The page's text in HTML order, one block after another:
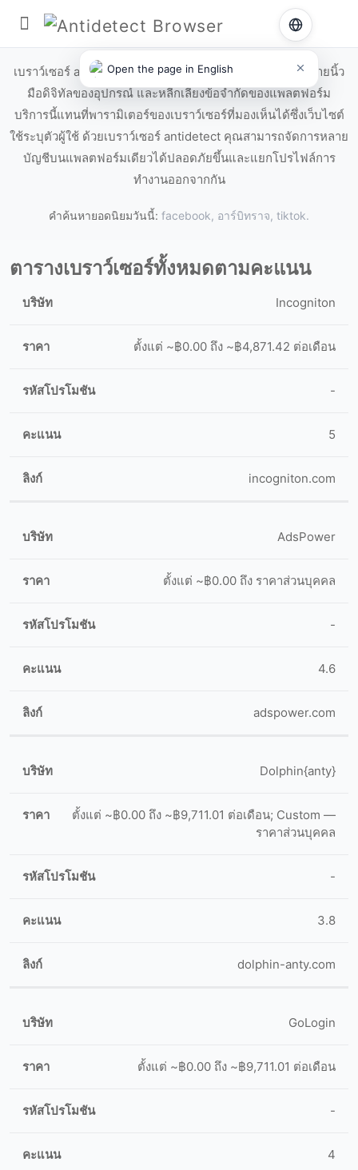
Open the page in English
เบราว์เซอร์ antidetect
เบราว์เซอร์ antidetect ช่วยซ่อนข้อมูลคอมพิวเตอร์ เปลี่ยนลายนิ้ว
มือดิจิทัลของอุปกรณ์ และหลีกเลี่ยงข้อจำกัดของแพลตฟอร์ม
บริการนี้แทนที่พารามิเตอร์ของเบราว์เซอร์ที่มองเห็นได้ซึ่งเว็บไซต์
ใช้ระบุตัวผู้ใช้ ด้วยเบราว์เซอร์ antidetect คุณสามารถจัดการหลาย
บัญชีบนแพลตฟอร์มเดียวได้ปลอดภัยขึ้นและแยกโปรไฟล์การ
ทำงานออกจากกัน
คำค้นหายอดนิยมวันนี้: facebook, อาร์บิทราจ, tiktok.
ตารางเบราว์เซอร์ทั้งหมดตามคะแนน
Incogniton
ตั้งแต่ ~฿0.00 ถึง ~฿4,871.42 ต่อเดือน
-
5
incogniton.com
AdsPower
ตั้งแต่ ~฿0.00 ถึง ราคาส่วนบุคคล
-
4.6
adspower.com
Dolphin{anty}
ตั้งแต่ ~฿0.00 ถึง ~฿9,711.01 ต่อเดือน; Custom —
ราคาส่วนบุคคล
-
3.8
dolphin-anty.com
GoLogin
ตั้งแต่ ~฿0.00 ถึง ~฿9,711.01 ต่อเดือน
-
4